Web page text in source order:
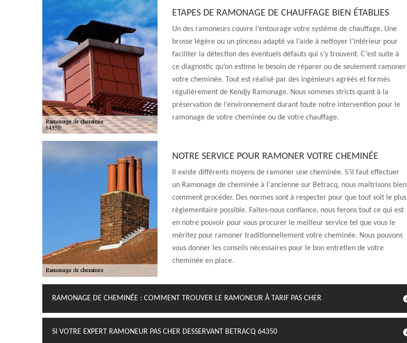
ETAPES DE RAMONAGE DE CHAUFFAGE BIEN ÉTABLIES
Un des ramoneurs couvre l’entourage votre système de chauffage. Une
brosse légère ou un pinceau adapté va l’aide à nettoyer l’intérieur pour
faciliter la détection des éventuels défauts qui s’y trouvent. C’est suite à
ce diagnostic qu’on estime le besoin de réparer ou de seulement ramoner
votre cheminée. Tout est réalisé par des ingénieurs agréés et formés
régulièrement de Kendjy Ramonage. Nous sommes stricts quant à la
préservation de l’environnement durant toute notre intervention pour le
ramonage de votre cheminée ou de votre chauffage.
NOTRE SERVICE POUR RAMONER VOTRE CHEMINÉE
Il existe différents moyens de ramoner une cheminée. S’il faut effectuer
un Ramonage de cheminée à l'ancienne sur Betracq, nous maitrisons bien
comment procéder. Des normes sont à respecter pour que tout soit le plus
règlementaire possible. Faites-nous confiance, nous ferons tout ce qui est
en notre pouvoir pour vous procurer le meilleur service tel que vous le
méritez pour ramoner traditionnellement votre cheminée. Nous pouvons
vous donner les conseils nécessaires pour le bon entretien de votre
cheminée en place.
RAMONAGE DE CHEMINÉE : COMMENT TROUVER LE RAMONEUR À TARIF PAS CHER
SI VOTRE EXPERT RAMONEUR PAS CHER DESSERVANT BETRACQ 64350